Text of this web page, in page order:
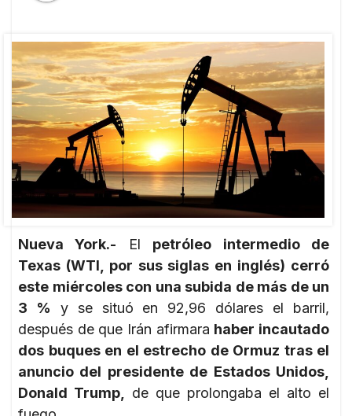
Nueva York.- El petróleo intermedio de
Texas (WTI, por sus siglas en inglés) cerró
este miércoles con una subida de más de un
3 % y se situó en 92,96 dólares el barril,
después de que Irán afirmara haber incautado
dos buques en el estrecho de Ormuz tras el
anuncio del presidente de Estados Unidos,
Donald Trump,
de que prolongaba el alto el